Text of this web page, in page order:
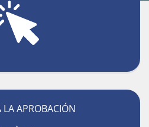
LA APROBACIÓN